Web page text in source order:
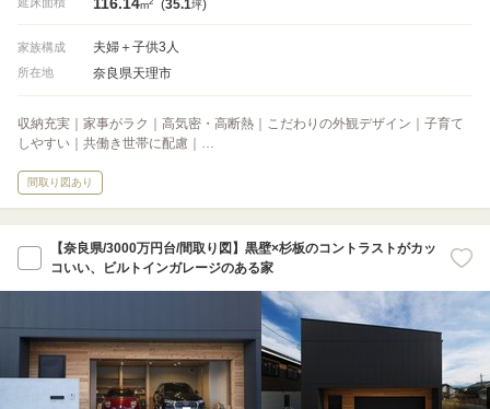
m (35.1坪)
家族構成 夫婦＋子供3人
所在地 奈良県天理市
収納充実｜家事がラク｜高気密・高断熱｜こだわりの外観デザイン｜子育て
しやすい｜共働き世帯に配慮｜…
間取り図あり
【奈良県/3000万円台/間取り図】黒壁×杉板のコントラストがカッ
コいい、ビルトインガレージのある家